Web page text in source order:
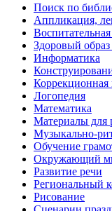
Поиск по
Аппликация,
Воспитательная
Здоровый
Информатика
Коррекционная
Логопедия
Математика
Материалы для
Музыкально-
Обучение
Окружающий
Развитие речи
Региональный
Рисование